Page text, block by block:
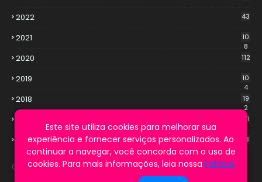
2022 43
2021
10
8
2020 112
2019
10
4
2018
19
2
21
3
2016
13
9
Cookie Notice
Este site utiliza cookies para melhorar sua
experiência e fornecer serviços personalizados. Ao
continuar a navegar, você concorda com o uso de
cookies. Para mais informações, leia nossa Política